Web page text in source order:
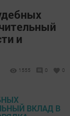
и
1555 0 0